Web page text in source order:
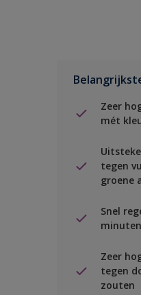
Zeer
mét
tegen
groene
Snel
Zeer
tegen
zouten